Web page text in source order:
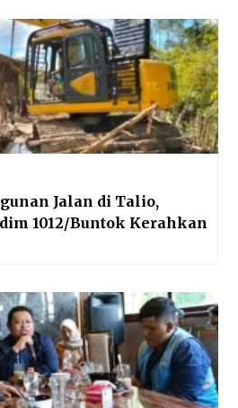
Jalan di Talio,
1012/Buntok Kerahkan